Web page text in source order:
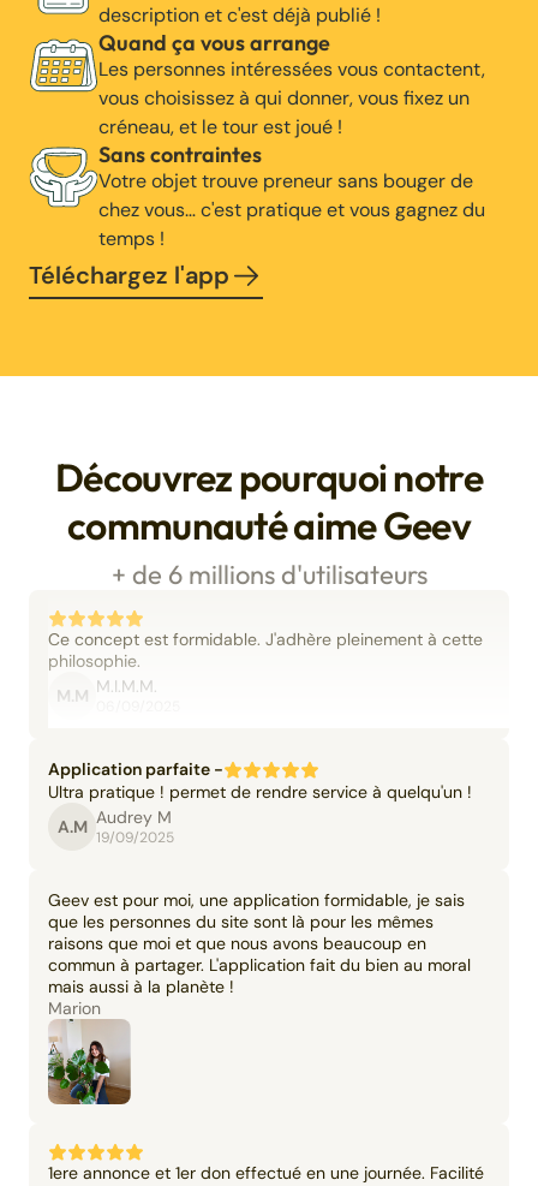
description et c'est déjà publié !
Quand ça vous arrange
Les personnes intéressées vous contactent,
vous choisissez à qui donner, vous fixez un
créneau, et le tour est joué !
Sans contraintes
Votre objet trouve preneur sans bouger de
chez vous… c'est pratique et vous gagnez du
temps !
Téléchargez l'app
Découvrez pourquoi notre
communauté aime Geev
+ de 6 millions d'utilisateurs
Ce concept est formidable. J'adhère pleinement à cette
philosophie.
M.M M.I.M.M.
Application parfaite -
Ultra pratique ! permet de rendre service à quelqu'un !
A.M Audrey M
19/09/2025
Geev est pour moi, une application formidable, je sais
que les personnes du site sont là pour les mêmes
raisons que moi et que nous avons beaucoup en
commun à partager. L'application fait du bien au moral
mais aussi à la planète !
Marion
1ere annonce et 1er don effectué en une journée. Facilité